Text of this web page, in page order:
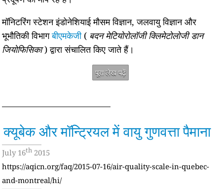
मॉनिटरिंग स्टेशन इंडोनेशियाई मौसम विज्ञान, जलवायु विज्ञान और
भूभौतिकी विभागबीएमकेजी( बदन मेटियोरोलॉजी क्लिमेटोलोजी डान
जियोफिसिका) द्वारा संचालित किए जाते हैं।
पूरा लेख पढ़ें
क्यूबेक और मॉन्ट्रियल में वायु गुणवत्ता पैमाना
July 16th 2015
https://aqicn.org/faq/2015-07-16/air-quality-scale-in-quebec-
and-montreal/hi/